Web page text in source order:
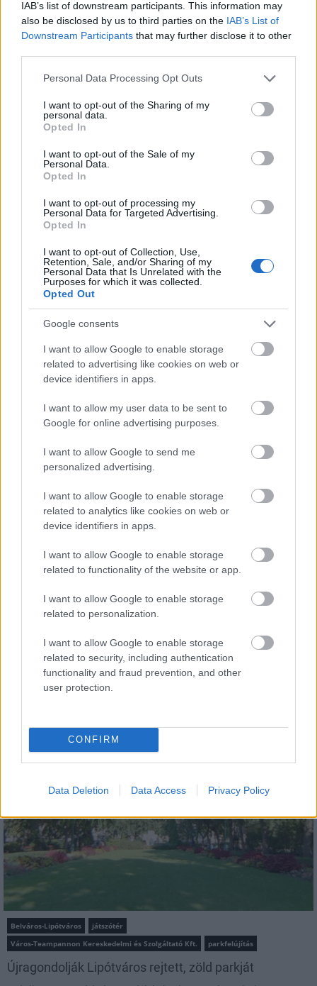
IAB’s list of downstream participants. This information may
also be disclosed by us to third parties on the IAB’s List of
Downstream Participants that may further disclose it to other
Please note that this website/app uses one or more Google
not limited to your visit or usage behaviour. You may click to
grant or deny consent to Google and its third-party tags to
use your data for below specified purposes in below Google
consent section.
Personal Data Processing Opt Outs
I want to opt-out of the Sharing of my
personal data.
Opted In
I want to opt-out of the Sale of my
Personal Data.
Opted In
I want to opt-out of processing my
Personal Data for Targeted Advertising.
Opted In
I want to opt-out of Collection, Use,
Retention, Sale, and/or Sharing of my
Personal Data that Is Unrelated with the
Purposes for which it was collected.
Opted Out
Google consents
I want to allow Google to enable storage
related to advertising like cookies on web or
device identifiers in apps.
I want to allow my user data to be sent to
Google for online advertising purposes.
I want to allow Google to send me
personalized advertising.
I want to allow Google to enable storage
related to analytics like cookies on web or
device identifiers in apps.
I want to allow Google to enable storage
related to functionality of the website or app.
I want to allow Google to enable storage
related to personalization.
I want to allow Google to enable storage
related to security, including authentication
functionality and fraud prevention, and other
user protection.
CONFIRM
Data Deletion Data Access Privacy Policy
Helyi hírek
Tizenkét járásban épít ki korszerű távközlési hálózatot
a Tarr Kft.
Folyamatosan csökkent a levendula termesztési
területe az elmúlt években
Belváros-Lipótváros
játszótér
Város-Teampannon Kereskedelmi és Szolgáltató Kft.
parkfelújítás
Újragondolják Lipótváros rejtett, zöld parkját